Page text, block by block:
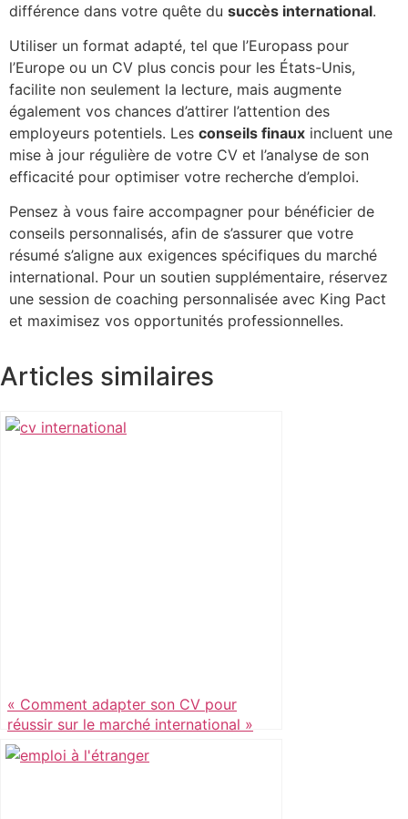
différence dans votre quête du succès international.
Utiliser un format adapté, tel que l’Europass pour
l’Europe ou un CV plus concis pour les États-Unis,
facilite non seulement la lecture, mais augmente
également vos chances d’attirer l’attention des
employeurs potentiels. Les conseils finaux incluent une
mise à jour régulière de votre CV et l’analyse de son
efficacité pour optimiser votre recherche d’emploi.
Pensez à vous faire accompagner pour bénéficier de
conseils personnalisés, afin de s’assurer que votre
résumé s’aligne aux exigences spécifiques du marché
international. Pour un soutien supplémentaire, réservez
une session de coaching personnalisée avec King Pact
et maximisez vos opportunités professionnelles.
Articles similaires
« Comment adapter son CV pour
réussir sur le marché international »